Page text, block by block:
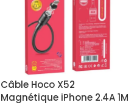
Câble Hoco X52
Magnétique iPhone 2.4A 1M